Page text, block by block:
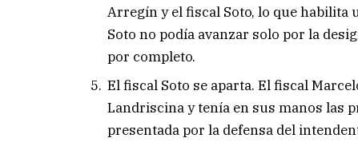
Arregín y el fiscal Soto, lo que
Soto no podía avanzar solo por la
por completo.
El fiscal Soto se aparta. El fiscal
Landriscina y tenía en sus manos las
presentada por la defensa del